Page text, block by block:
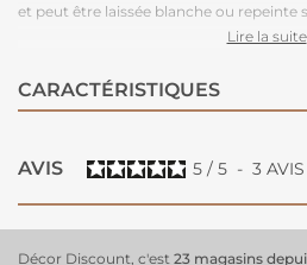
et peut être laissée blanche ou repeinte
envies déco. Son bord droit lui confère
Fabriquée en Charente-Maritime et
surplinthecombine praticité, design et
Lire la suite
CARACTÉRISTIQUES
AVIS 5 / 5 - 3 AVIS
Décor Discount, c'est 23 magasins